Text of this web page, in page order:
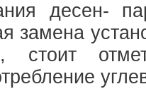
десен-
замена
стоит